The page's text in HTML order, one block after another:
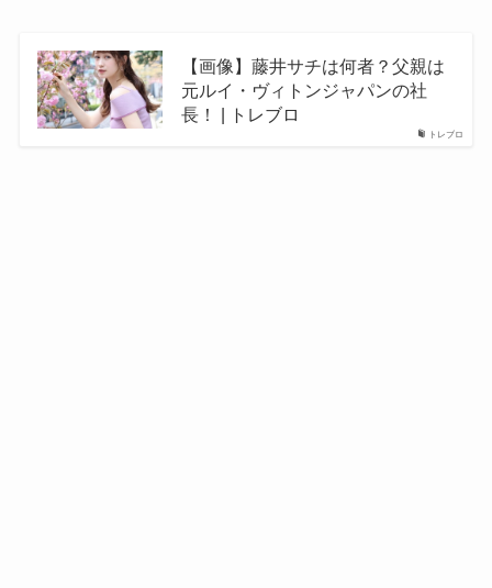
トレブロ
【画像】藤井サチは何者？父親は
元ルイ・ヴィトンジャパンの社
長！ | トレブロ